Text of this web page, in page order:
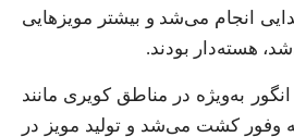
انجام می‌شد و بیشتر مویزهایی
هسته‌دار بودند.
به‌ویژه در مناطق کویری مانند
وفور کشت می‌شد و تولید مویز در